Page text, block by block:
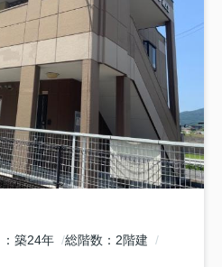
築24年 総階数
2階建